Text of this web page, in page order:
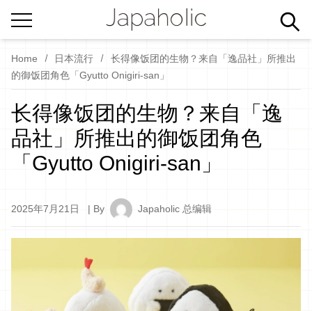
Home 日本流行
长得像饭团的生物？来自「逸品社」所推出
的御饭团角色「Gyutto Onigiri-san」
长得像饭团的生物？来自「逸
品社」所推出的御饭团角色
「Gyutto Onigiri-san」
2025年7月21日 | By Japaholic 总编辑